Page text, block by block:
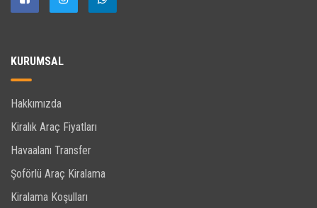
KURUMSAL
Hakkımızda
Kiralık Araç Fiyatları
Havaalanı Transfer
Şoförlü Araç Kiralama
Kiralama Koşulları